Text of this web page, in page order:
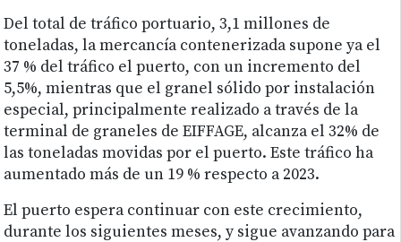
Del total de tráfico portuario, 3,1 millones de
toneladas, la mercancía contenerizada supone ya el
37 % del tráfico el puerto, con un incremento del
5,5%, mientras que el granel sólido por instalación
especial, principalmente realizado a través de la
terminal de graneles de EIFFAGE, alcanza el 32% de
las toneladas movidas por el puerto. Este tráfico ha
aumentado más de un 19 % respecto a 2023.
El puerto espera continuar con este crecimiento,
durante los siguientes meses, y sigue avanzando para